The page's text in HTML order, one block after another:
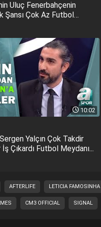
Uluç Fenerbahçenin
Şansı Çok Az Futbol
10:02
Yalçın Çok Takdir
Çıkardı Futbol Meydanı...
AFTERLIFE LETICIA FAMOSINHA
CM3 OFFICIAL SIGNAL